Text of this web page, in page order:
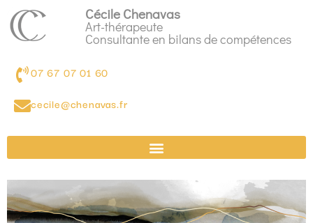
Cécile Chenavas
Art-thérapeute
Consultante en bilans de compétences
07 67 07 01 60
cecile@chenavas.fr